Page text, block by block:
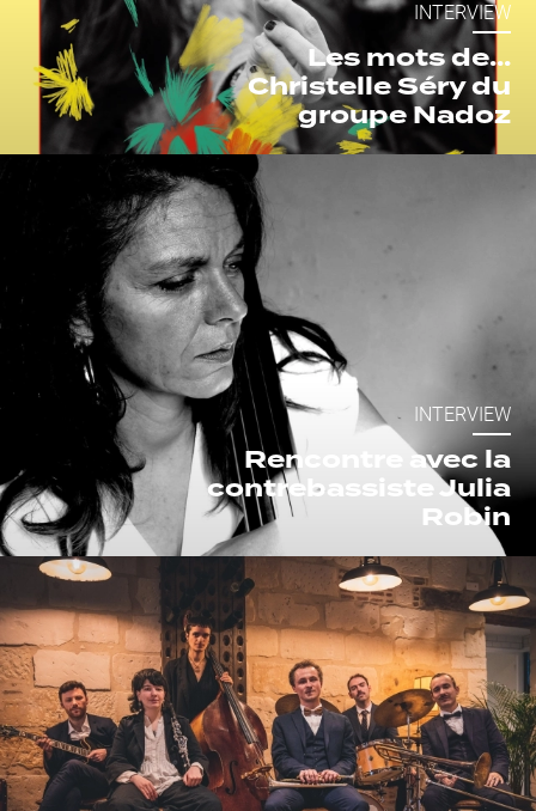
INTERVIEW
Les mots de...
Christelle Séry du
groupe Nadoz
INTERVIEW
Rencontre avec la
contrebassiste Julia
Robin